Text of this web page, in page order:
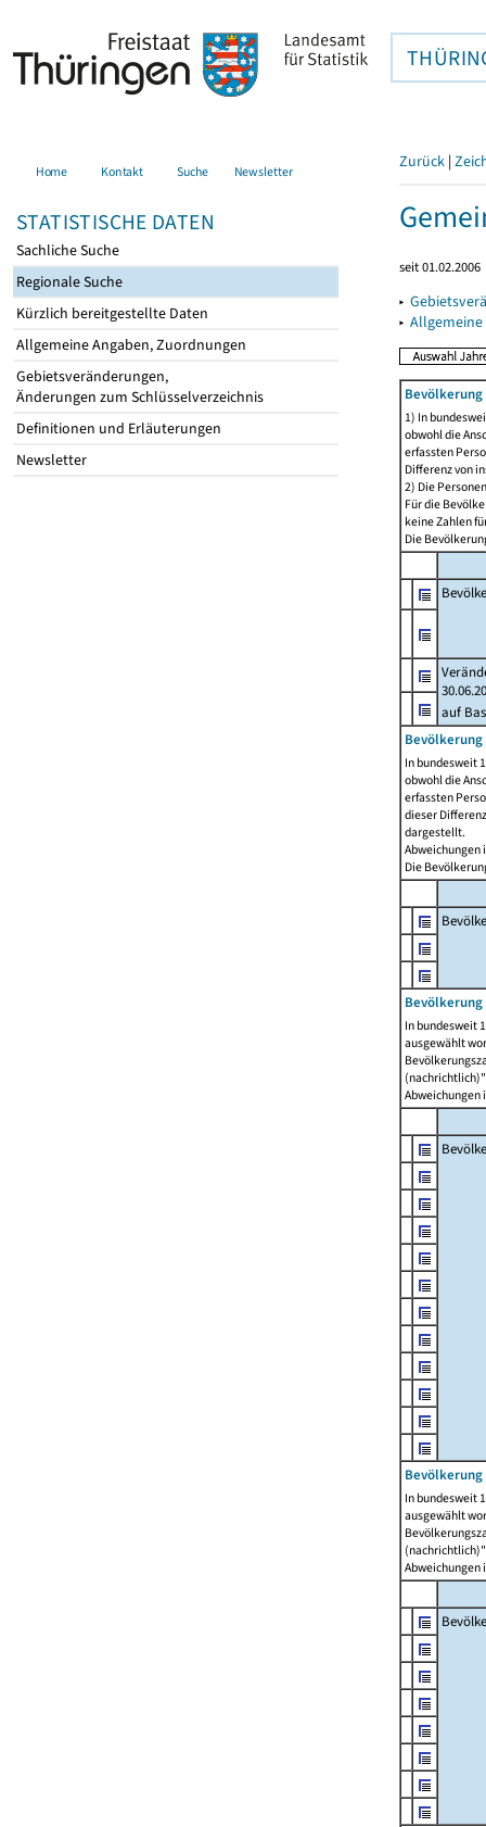
Home Kontakt Suche Newsletter
STATISTISCHE DATEN
Sachliche Suche
Regionale Suche
Kürzlich bereitgestellte Daten
Allgemeine Angaben, Zuordnungen
Gebietsveränderungen,
Änderungen zum Schlüsselverzeichnis
Definitionen und Erläuterungen
Newsletter
Zurück |
seit 01.02.2006
▸
▸
1) In
obwohl die
erfassten
Differenz von
2) Die
Für die
keine Zahlen
Die
auf
Bevölkerung
In bundesweit
obwohl die
erfassten
dieser
dargestellt.
Abweichungen
Die
In bundesweit
ausgewählt
Abweichungen
In bundesweit
ausgewählt
Abweichungen